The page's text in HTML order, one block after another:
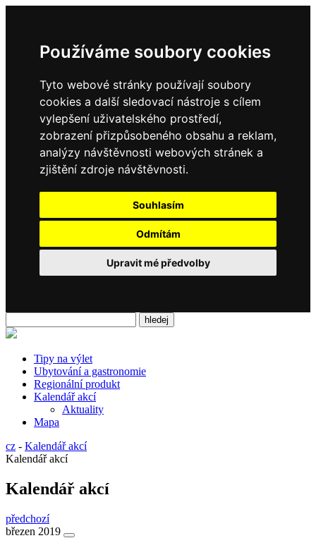
Používáme soubory cookies
Tyto webové stránky používají soubory
cookies a další sledovací nástroje s cílem
vylepšení uživatelského prostředí,
zobrazení přizpůsobeného obsahu a reklam,
analýzy návštěvnosti webových stránek a
zjištění zdroje návštěvnosti.
Souhlasím
Odmítám
Upravit mé předvolby
Tipy na výlet
Ubytování a gastronomie
Regionální produkt
Kalendář akcí
Aktuality
Mapa
cz - Kalendář akcí
Kalendář akcí
Kalendář akcí
předchozí
březen 2019